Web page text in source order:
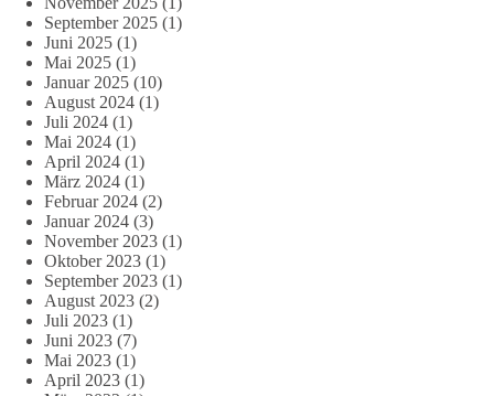
September 2025 (1)
Juni 2025 (1)
Mai 2025 (1)
Januar 2025 (10)
August 2024 (1)
Juli 2024 (1)
Mai 2024 (1)
April 2024 (1)
März 2024 (1)
Februar 2024 (2)
Januar 2024 (3)
November 2023 (1)
Oktober 2023 (1)
September 2023 (1)
August 2023 (2)
Juli 2023 (1)
Juni 2023 (7)
Mai 2023 (1)
April 2023 (1)